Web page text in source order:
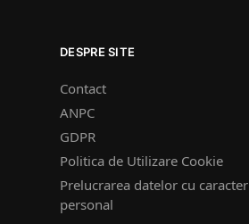
DESPRE SITE
Contact
ANPC
GDPR
Politica de Utilizare Cookie
Prelucrarea datelor cu caracter
personal